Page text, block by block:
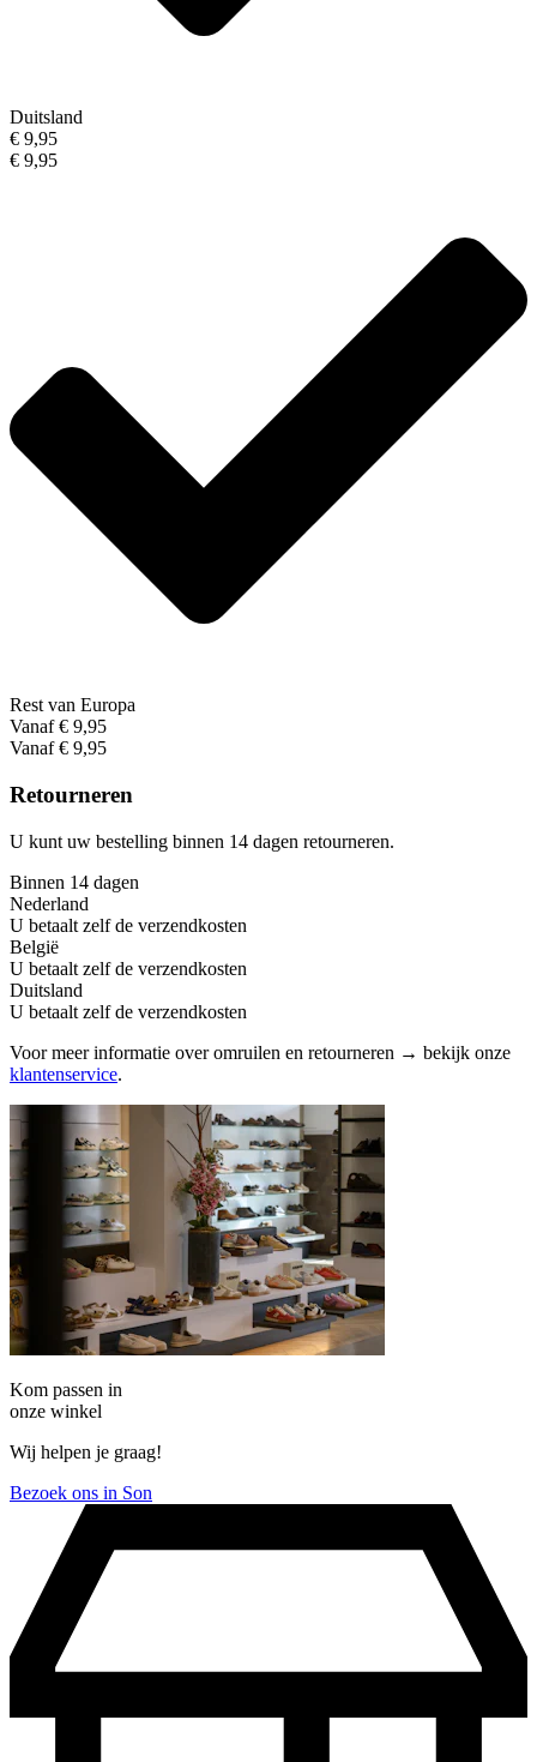
Duitsland
€ 9,95
€ 9,95
Rest van Europa
Vanaf € 9,95
Vanaf € 9,95
Retourneren
U kunt uw bestelling binnen 14 dagen retourneren.
Binnen 14 dagen
Nederland
U betaalt zelf de verzendkosten
België
U betaalt zelf de verzendkosten
Duitsland
U betaalt zelf de verzendkosten
Voor meer informatie over omruilen en retourneren → bekijk onze
klantenservice.
Kom passen in
onze winkel
Wij helpen je graag!
Bezoek ons in Son